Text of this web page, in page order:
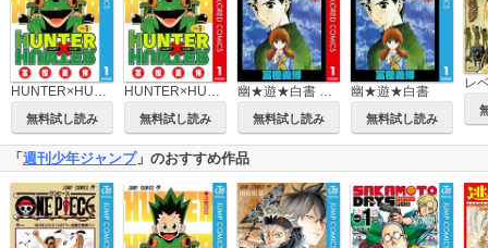
HUNTER×HUNTER モノクロ版
無料試し読み
HUNTER×HUNTER カラー版
無料試し読み
幽★遊★白書 カラー版
無料試し読み
幽★遊★白書
無料試し読み
レ
「 週刊少年ジャンプ」のおすすめ作品